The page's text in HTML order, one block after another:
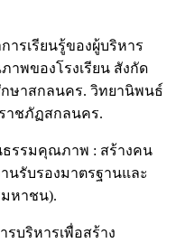
ารเรียนรู้ของผู้บริหาร
พของโรงเรียน สังกัด
ษาสกลนคร. วิทยานิพนธ์
าชภัฏสกลนคร.
ธรรมคุณภาพ : สร้างคน
นรับรองมาตรฐานและ
หาชน).
รบริหารเพื่อสร้าง